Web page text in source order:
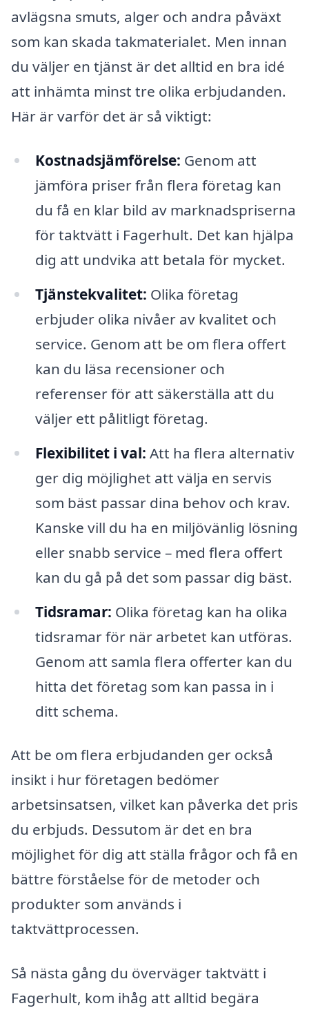
avlägsna smuts, alger och andra påväxt
som kan skada takmaterialet. Men innan
du väljer en tjänst är det alltid en bra idé
att inhämta minst tre olika erbjudanden.
Här är varför det är så viktigt:
Kostnadsjämförelse: Genom att
jämföra priser från flera företag kan
du få en klar bild av marknadspriserna
för taktvätt i Fagerhult. Det kan hjälpa
dig att undvika att betala för mycket.
Tjänstekvalitet: Olika företag
erbjuder olika nivåer av kvalitet och
service. Genom att be om flera offert
kan du läsa recensioner och
referenser för att säkerställa att du
väljer ett pålitligt företag.
Flexibilitet i val: Att ha flera alternativ
ger dig möjlighet att välja en servis
som bäst passar dina behov och krav.
Kanske vill du ha en miljövänlig lösning
eller snabb service – med flera offert
kan du gå på det som passar dig bäst.
Tidsramar: Olika företag kan ha olika
tidsramar för när arbetet kan utföras.
Genom att samla flera offerter kan du
hitta det företag som kan passa in i
ditt schema.
Att be om flera erbjudanden ger också
insikt i hur företagen bedömer
arbetsinsatsen, vilket kan påverka det pris
du erbjuds. Dessutom är det en bra
möjlighet för dig att ställa frågor och få en
bättre förståelse för de metoder och
produkter som används i
taktvättprocessen.
Så nästa gång du överväger taktvätt i
Fagerhult, kom ihåg att alltid begära